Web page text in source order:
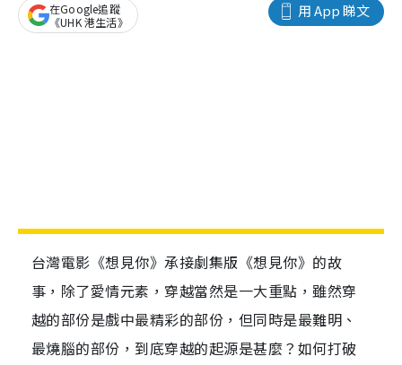
用 App 睇文
在Google追蹤
《UHK 港生活》
台灣電影《想見你》承接劇集版《想見你》的故
事，除了愛情元素，穿越當然是一大重點，雖然穿
越的部份是戲中最精彩的部份，但同時是最難明、
最燒腦的部份，到底穿越的起源是甚麼？如何打破